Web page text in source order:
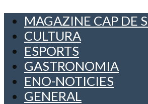
MAGAZINE CAP DE
CULTURA
ESPORTS
GASTRONOMIA
ENO-NOTICIES
GENERAL